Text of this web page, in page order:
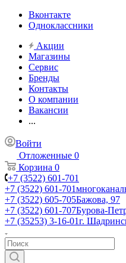
Вконтакте
Одноклассники
Акции
Магазины
Сервис
Бренды
Контакты
О компании
Вакансии
...
Войти
Отложенные 0
Корзина 0
+7 (3522) 601-701
+7 (3522) 601-701
+7 (3522) 605-705Бажова, 97
+7 (3522) 601-707Бурова-
+7 (35253) 3-16-01г.